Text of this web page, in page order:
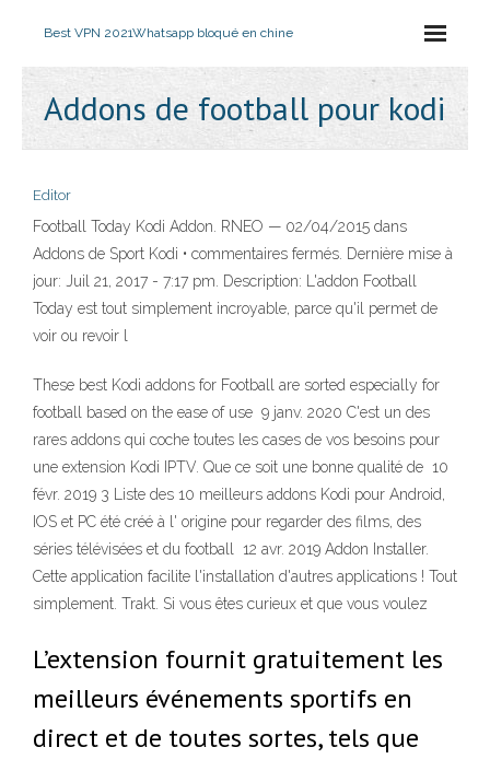
Best VPN 2021Whatsapp bloqué en chine
Addons de football pour kodi
Editor
Football Today Kodi Addon. RNEO — 02/04/2015 dans
Addons de Sport Kodi • commentaires fermés. Dernière mise à
jour: Juil 21, 2017 - 7:17 pm. Description: L'addon Football
Today est tout simplement incroyable, parce qu'il permet de
voir ou revoir l
These best Kodi addons for Football are sorted especially for
football based on the ease of use 9 janv. 2020 C'est un des
rares addons qui coche toutes les cases de vos besoins pour
une extension Kodi IPTV. Que ce soit une bonne qualité de 10
févr. 2019 3 Liste des 10 meilleurs addons Kodi pour Android,
IOS et PC été créé à l' origine pour regarder des films, des
séries télévisées et du football 12 avr. 2019 Addon Installer.
Cette application facilite l'installation d'autres applications ! Tout
simplement. Trakt. Si vous êtes curieux et que vous voulez
L’extension fournit gratuitement les
meilleurs événements sportifs en
direct et de toutes sortes, tels que